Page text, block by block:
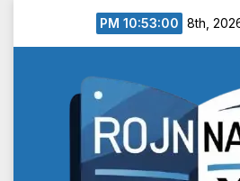
10:53:01 PM